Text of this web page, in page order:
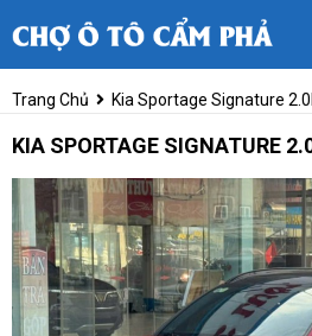
Trang Chủ Kia Sportage Signature
KIA SPORTAGE SIGNATURE